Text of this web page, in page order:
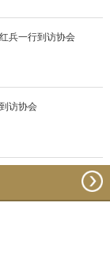
兵一行到访协会
访协会